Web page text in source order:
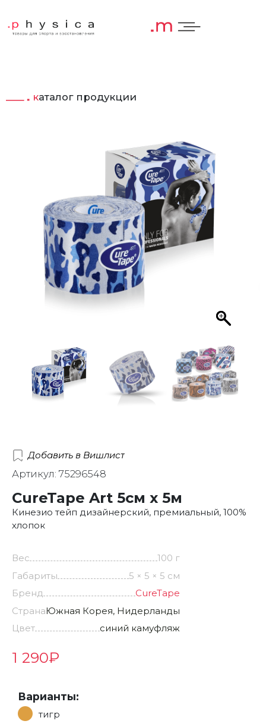
каталог продукции
Добавить в Вишлист
Артикул: 75296548
CureTape Art 5см x 5м
Кинезио тейп дизайнерский, премиальный, 100%
хлопок
Вес
100 г
Габариты
5 × 5 × 5 см
Бренд
CureTape
СтранаЮжная Корея, Нидерланды
Цвет
синий камуфляж
1 290₽
Варианты:
тигр